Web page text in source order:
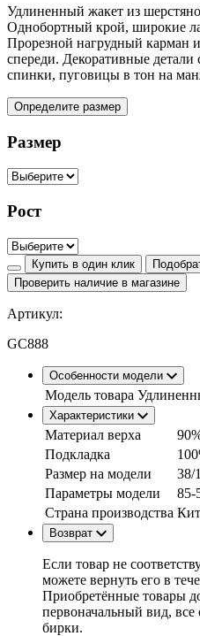
Удлиненный жакет из
Однобортный крой, широкие
Прорезной нагрудный карман
спереди. Декоративные
спинки, пуговицы в тон на
Определите размер
Размер
Рост
Купить в один клик
Проверить наличие в магазине
Артикул:
GC888
Особенности модели
Модель товара
Характеристики
Материал верха
Подкладка
Размер на модели
38/
Параметры модели
85-
Страна производства
Возврат
Если товар не
можете вернуть его в
Приобретённые товары
первоначальный вид,
бирки.